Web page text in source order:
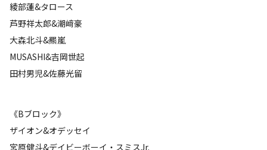
綾部蓮&タロース
芦野祥太郎&潮﨑豪
大森北斗&羆嵐
MUSASHI&吉岡世起
田村男児&佐藤光留
《Bブロック》
ザイオン&オデッセイ
宮原健斗&デイビーボーイ・スミスJr.